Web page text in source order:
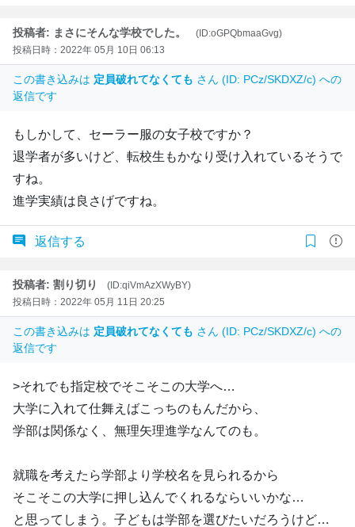
投稿者: まさにそんな学校でした。
(ID:oGPQbmaaGvg)
投稿日時：2022年 05月 10日 06:13
この書き込みは 定員破れてなくても さん (ID: PCz/SKDXZ/c) への
返信です
もしかして、セーラー服の女子校ですか？
退学者が多いけど、転校生もかなり受け入れているそうで
すね。
進学実績は良さげですね。
返信する
投稿者: 割り切り
(ID:qiVmAzXWyBY)
投稿日時：2022年 05月 11日 20:25
この書き込みは 定員破れてなくても さん (ID: PCz/SKDXZ/c) への
返信です
>それでも指定校でそこそこの大学へ…
大学に入れて仕舞えばこっちのもんだから、
学部は関係なく、無理矢理進学なんてのも。
就職を考えたら学部より学校名を見られるから
そこそこの大学に押し込んでくれるならいいかな…
と思ってしまう。子どもは学部を選びたいだろうけど…